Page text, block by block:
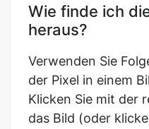
Wie finde ich
heraus?
Verwenden Sie
der Pixel in einem
Klicken Sie mit der
das Bild (oder